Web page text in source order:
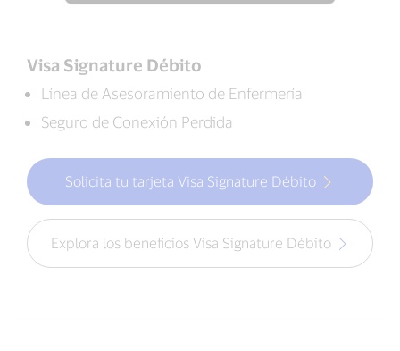
Visa Signature Débito
Línea de Asesoramiento de Enfermería
Seguro de Conexión Perdida
Solicita tu tarjeta Visa Signature Débito
Explora los beneficios Visa Signature Débito